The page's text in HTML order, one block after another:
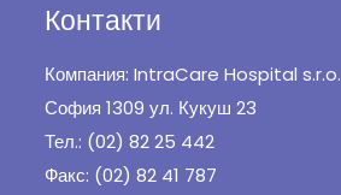
Контакти
Компания: IntraCare Hospital s.r.o.
София 1309 ул. Кукуш 23
Тел.: (02) 82 25 442
Факс: (02) 82 41 787